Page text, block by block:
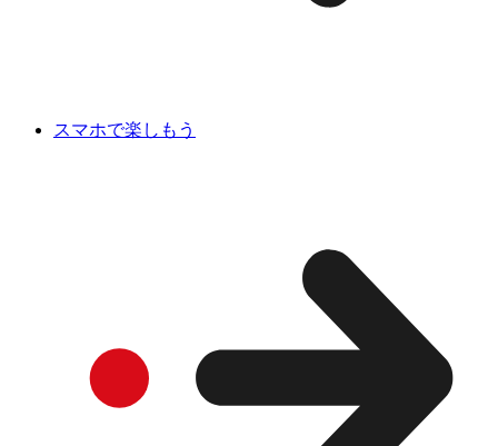
スマホで楽しもう